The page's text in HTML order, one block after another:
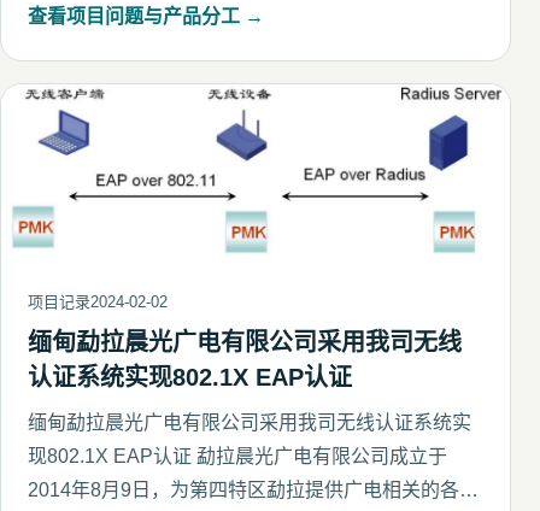
查看项目问题与产品分工 →
项目记录2024-02-02
缅甸勐拉晨光广电有限公司采用我司无线
认证系统实现802.1X EAP认证
缅甸勐拉晨光广电有限公司采用我司无线认证系统实
现802.1X EAP认证 勐拉晨光广电有限公司成立于
2014年8月9日，为第四特区勐拉提供广电相关的各项